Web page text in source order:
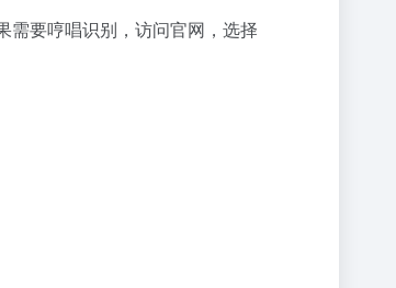
需要哼唱识别，访问官网，选择